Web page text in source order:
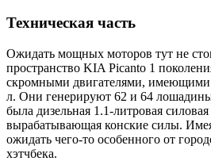
Техническая часть
Ожидать мощных моторов тут не
пространство KIA Picanto 1
скромными двигателями, имеющими
л. Они генерируют 62 и 64
была дизельная 1.1-литровая силовая
вырабатывающая конские силы.
ожидать чего-то особенного от
хэтчбека.